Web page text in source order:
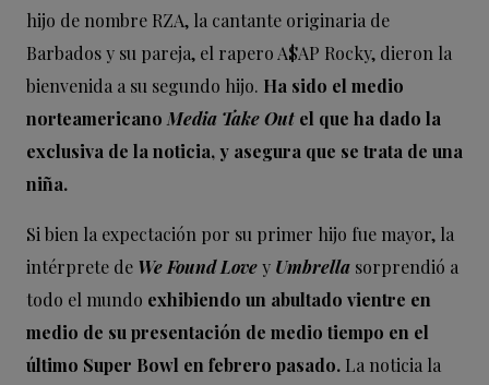
hijo de nombre RZA, la cantante originaria de
Barbados y su pareja, el rapero A$AP Rocky, dieron la
bienvenida a su segundo hijo. Ha sido el medio
norteamericano Media Take Out el que ha dado la
exclusiva de la noticia, y asegura que se trata de una
niña.
Si bien la expectación por su primer hijo fue mayor, la
intérprete de We Found Lovey Umbrella sorprendió a
todo el mundo exhibiendo un abultado vientre en
medio de su presentación de medio tiempo en el
último Super Bowl en febrero pasado. La noticia la